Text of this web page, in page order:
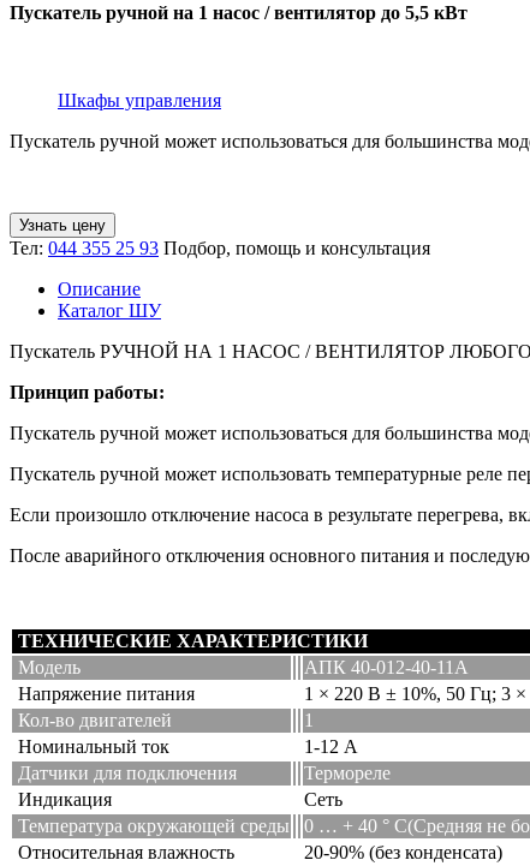
Пускатель ручной на 1 насос / вентилятор до 5,5 кВт
Шкафы управления
Пускатель ручной может использоваться для большинства
Узнать цену
Тел: 044 355 25 93 Подбор, помощь и консультация
Описание
Каталог ШУ
Пускатель РУЧНОЙ НА 1 НАСОС / ВЕНТИЛЯТОР ЛЮБОГО
Принцип работы:
Пускатель ручной может использоваться для большинства
Пускатель ручной может использовать температурные реле
Если произошло отключение насоса в результате
После аварийного отключения основного питания и
ТЕХНИЧЕСКИЕ ХАРАКТЕРИСТИКИ
Модель
АПК 40-012-40-11А
Напряжение питания
1 × 220 В ± 10%, 50 Гц; 3
Кол-во двигателей
1
Номинальный ток
1-12 А
Датчики для подключения
Термореле
Индикация
Сеть
Температура окружающей среды
0 … + 40 ° С(Средняя не
Относительная влажность
20-90% (без конденсата)